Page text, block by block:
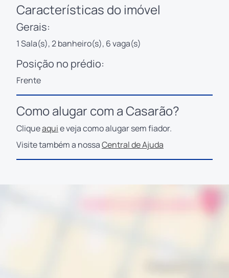
Características do imóvel
Gerais:
1 Sala(s), 2 banheiro(s), 6 vaga(s)
Posição no prédio:
Frente
Como alugar com a Casarão?
Cliqueaquie veja como alugar sem fiador.
Visite também a nossaCentral de Ajuda